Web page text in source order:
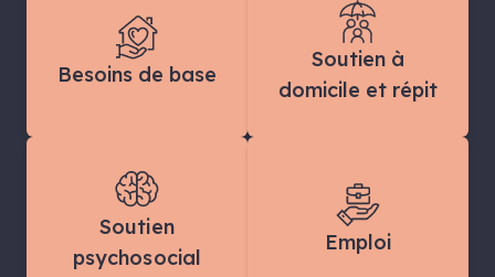
Besoins de base
Soutien à
domicile et répit
Soutien
psychosocial
Emploi